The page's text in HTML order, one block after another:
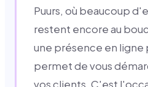
Puurs, où beaucoup
restent encore au
une présence en ligne
permet de vous